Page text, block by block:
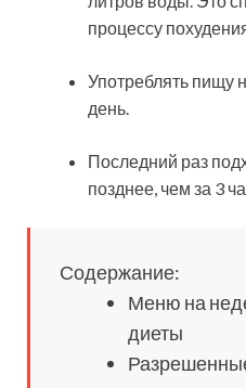
процессу
Употреблять пищу
день.
Последний раз
позднее, чем за 3
Содержание:
Меню на
диеты